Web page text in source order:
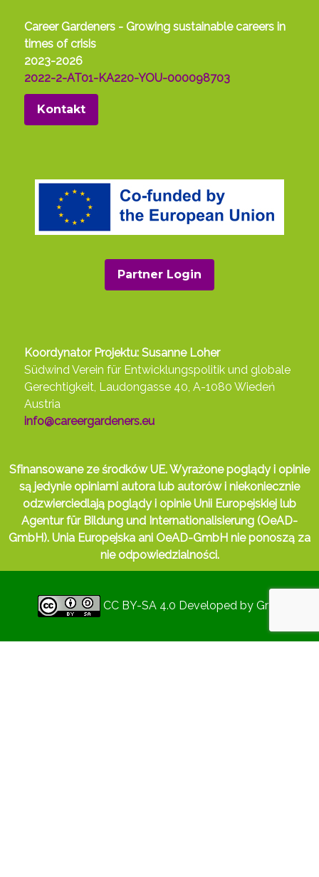
Career Gardeners - Growing sustainable careers in
times of crisis
2023-2026
2022-2-AT01-KA220-YOU-000098703
Kontakt
Partner Login
Koordynator Projektu: Susanne Loher
Südwind Verein für Entwicklungspolitik und globale
Gerechtigkeit, Laudongasse 40, A-1080 Wiedeń
Austria
info@careergardeners.eu
Sfinansowane ze środków UE. Wyrażone poglądy i opinie
są jedynie opiniami autora lub autorów i niekoniecznie
odzwierciedlają poglądy i opinie Unii Europejskiej lub
Agentur für Bildung und Internationalisierung (OeAD-
GmbH). Unia Europejska ani OeAD-GmbH nie ponoszą za
nie odpowiedzialności.
CC BY-SA 4.0 Developed by Gryd